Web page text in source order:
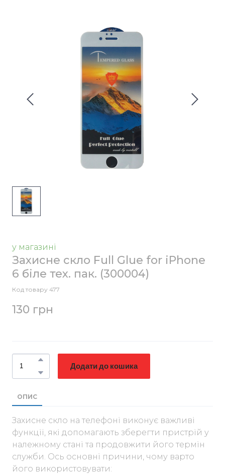
у магазині
Захисне скло Full Glue for iPhone
6 біле тех. пак. (300004)
Код товару 477
130 грн
Додати до кошика
ОПИС
Захисне скло на телефоні виконує важливі
функції, які допомагають зберегти пристрій у
належному стані та продовжити його термін
служби. Ось основні причини, чому варто
його використовувати: